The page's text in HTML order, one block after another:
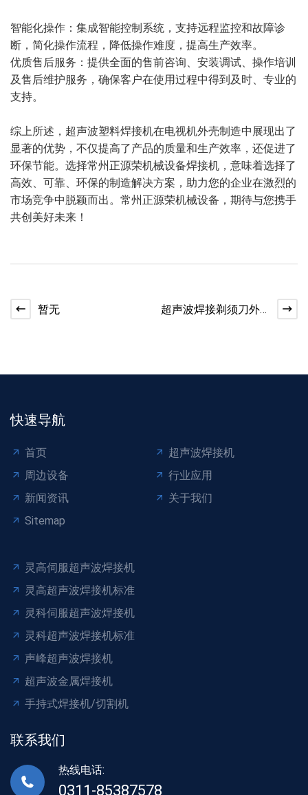
智能化操作：集成智能控制系统，支持远程监控和故障诊
断，简化操作流程，降低操作难度，提高生产效率。
优质售后服务：提供全面的售前咨询、安装调试、操作培训
及售后维护服务，确保客户在使用过程中得到及时、专业的
支持。
综上所述，超声波塑料焊接机在电视机外壳制造中展现出了
显著的优势，不仅提高了产品的质量和生产效率，还促进了
环保节能。选择常州正源荣机械设备焊接机，意味着选择了
高效、可靠、环保的制造解决方案，助力您的企业在激烈的
市场竞争中脱颖而出。常州正源荣机械设备，期待与您携手
共创美好未来！
暂无
超声波焊接剃须刀外
快速导航
首页
超声波焊接机
周边设备
行业应用
新闻资讯
关于我们
Sitemap
灵高伺服超声波焊接机
灵高超声波焊接机标准
灵科伺服超声波焊接机
灵科超声波焊接机标准
声峰超声波焊接机
超声波金属焊接机
手持式焊接机/切割机
联系我们
热线电话:
0311-85387578